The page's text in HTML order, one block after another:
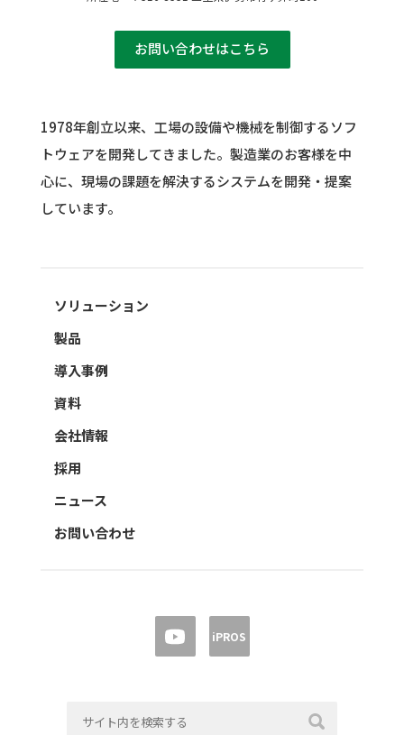
お問い合わせはこちら
1978年創立以来、工場の設備や機械を制御するソフ
トウェアを開発してきました。 製造業のお客様を中
心に、現場の課題を解決するシステムを開発・提案
しています。
ソリューション
製品
導入事例
資料
会社情報
採用
ニュース
お問い合わせ
iPROS